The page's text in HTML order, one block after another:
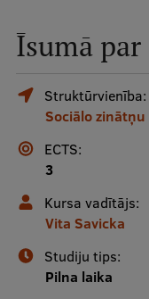
galvenā
izvēlne
Studiju
Pamatstudiju
Maģistra studiju
Rezidentūra
Uzņemšana
Īsumā
Struktūrvienība:
Sociālo
ECTS:
3
Kursa vadītājs:
Vita Savicka
Studiju tips:
Pilna laika